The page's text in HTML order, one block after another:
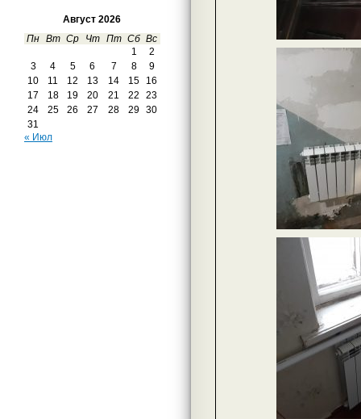
Август 2026
Пн Вт Ср Чт Пт Сб Вс
1
2
3
4 5 6 7 8
9
10
11 12 13 14 15
16
17
18 19 20 21 22
23
24
25 26 27 28 29
30
31
« Июл